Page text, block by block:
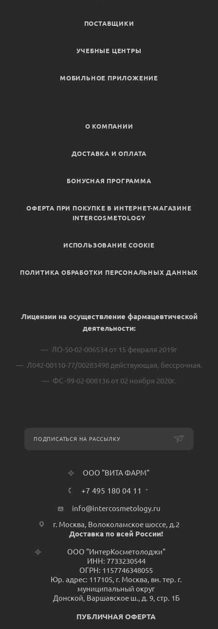
ПОСТАВЩИКИ
УЧЕБНЫЕ ЦЕНТРЫ
МОБИЛЬНОЕ ПРИЛОЖЕНИЕ
О КОМПАНИИ
ДОСТАВКА И ОПЛАТА
БОНУСНАЯ ПРОГРАММА
ОФЕРТА ПРИ ПОКУПКЕ В ИНТЕРНЕТ-МАГАЗИНЕ
INTERCOSMETOLOGY
ИСПОЛЬЗОВАНИЕ COOKIE
ПОЛИТИКА ОБРАБОТКИ ПЕРСОНАЛЬНЫХ ДАННЫХ
Лицензии на осуществление фармацевтической
деятельности:
ЛО-50-02-006534 от 15 февраля 2019г
Л042-00110-77/00283498 действующая, бессрочная.
ФС -99-02-008136 от 02 ноября 2020г.
ПОДПИСАТЬСЯ НА РАССЫЛКУ
ООО "ВИТА ФАРМ"
+7 495 180 04 11
info@intercosmetology.ru
г. Москва, Волоколамское шоссе, д.2
Доставка по всей России!
ООО "ИнтерКосметолоджи"
ИНН: 7733230544
ОГРН: 1157746348055
Юр. адрес: 117105, г. Москва, вн. тер. г.
муниципальный округ
Донской, Варшавское ш., д. 9, стр. 1Б
ПУБЛИЧНАЯ ОФЕРТА